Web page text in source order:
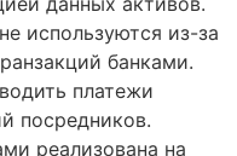
используются из-за
банками.
платежи
посредников.
реализована на